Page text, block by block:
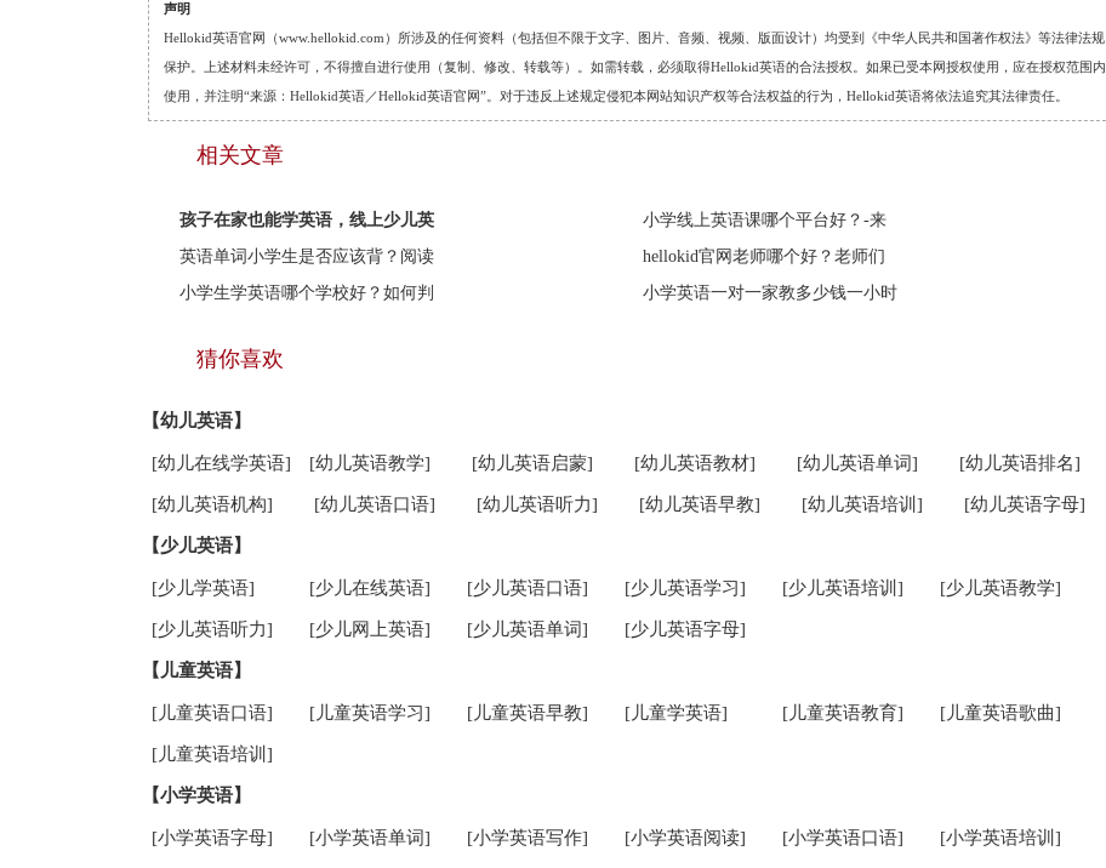
声明
Hellokid英语官网（www.hellokid.com）所涉及的任何资料（包括但不限于文字、图片、音频、视频、版面设计）均受到《中华人民共和国著作权法》等法律法规
保护。上述材料未经许可，不得擅自进行使用（复制、修改、转载等）。如需转载，必须取得Hellokid英语的合法授权。如果已受本网授权使用，应在授权范围内
使用，并注明“来源：Hellokid英语／Hellokid英语官网”。对于违反上述规定侵犯本网站知识产权等合法权益的行为，Hellokid英语将依法追究其法律责任。
相关文章
孩子在家也能学英语，线上少儿英
小学线上英语课哪个平台好？-来
英语单词小学生是否应该背？阅读
hellokid官网老师哪个好？老师们
小学生学英语哪个学校好？如何判
小学英语一对一家教多少钱一小时
猜你喜欢
【幼儿英语】
[幼儿在线学英语] [幼儿英语教学] [幼儿英语启蒙] [幼儿英语教材] [幼儿英语单词] [幼儿英语排名]
[幼儿英语机构] [幼儿英语口语] [幼儿英语听力] [幼儿英语早教] [幼儿英语培训] [幼儿英语字母]
【少儿英语】
[少儿学英语] [少儿在线英语] [少儿英语口语] [少儿英语学习] [少儿英语培训] [少儿英语教学]
[少儿英语听力] [少儿网上英语] [少儿英语单词] [少儿英语字母]
【儿童英语】
[儿童英语口语] [儿童英语学习] [儿童英语早教] [儿童学英语] [儿童英语教育] [儿童英语歌曲]
[儿童英语培训]
【小学英语】
[小学英语字母] [小学英语单词] [小学英语写作] [小学英语阅读] [小学英语口语] [小学英语培训]